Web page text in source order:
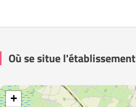
Où se situe l'établissement
+